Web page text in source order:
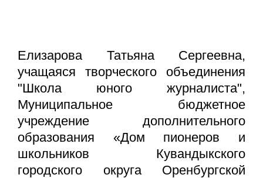
Елизарова Татьяна Сергеевна,
учащаяся творческого объединения
"Школа юного журналиста",
Муниципальное бюджетное
учреждение дополнительного
образования «Дом пионеров и
школьников Кувандыкского
городского округа Оренбургской